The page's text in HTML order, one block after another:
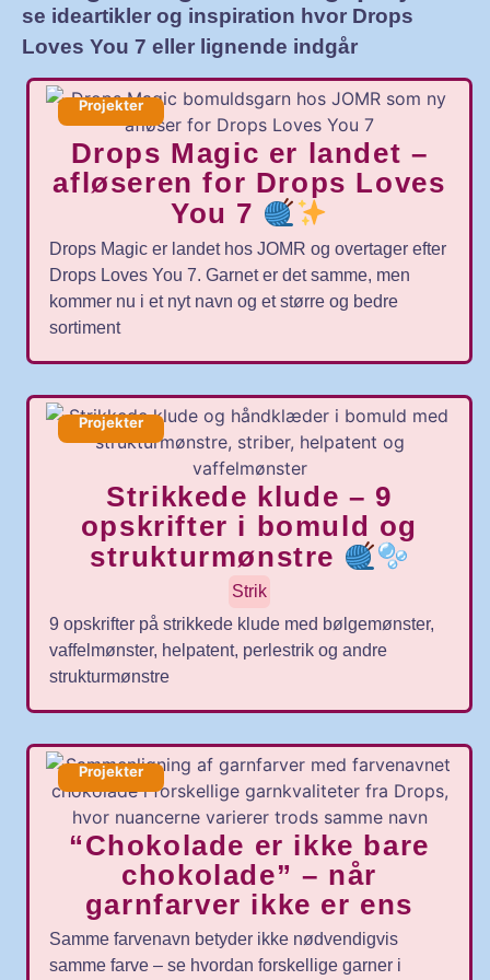
se ideartikler og inspiration hvor Drops
Loves You 7 eller lignende indgår
Projekter
Drops Magic er landet –
afløseren for Drops Loves
You 7
Drops Magic er landet hos JOMR og overtager efter
Drops Loves You 7. Garnet er det samme, men
kommer nu i et nyt navn og et større og bedre
sortiment
Projekter
Strikkede klude – 9
opskrifter i bomuld og
strukturmønstre
Strik
9 opskrifter på strikkede klude med bølgemønster,
vaffelmønster, helpatent, perlestrik og andre
strukturmønstre
Projekter
“Chokolade er ikke bare
chokolade” – når
garnfarver ikke er ens
Samme farvenavn betyder ikke nødvendigvis
samme farve – se hvordan forskellige garner i